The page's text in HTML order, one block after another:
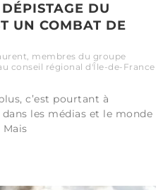
DU
UN COMBAT DE
membres du groupe
conseil régional d'Île-de-France
c’est pourtant à
les médias et le monde